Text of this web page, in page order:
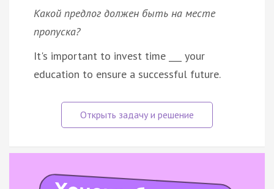
Какой предлог должен быть на месте
пропуска?
It's important to invest time ___ your
education to ensure a successful future.